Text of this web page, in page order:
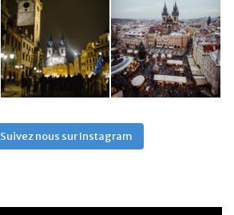
Suivez nous sur Instagram